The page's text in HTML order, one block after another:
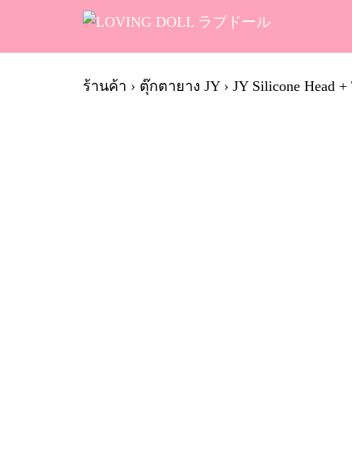
content
ร้านค้า › ตุ๊กตายาง JY› JY Silicone Head +